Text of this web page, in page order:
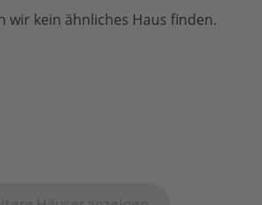
wir kein ähnliches Haus finden.